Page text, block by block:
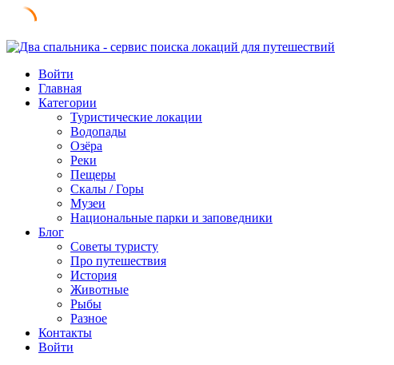
Skip
contentВойти
Главная
Категории
Туристические локации
Водопады
Озёра
Реки
Пещеры
Скалы / Горы
Музеи
Национальные парки и заповедники
Блог
Советы туристу
Про путешествия
История
Животные
Рыбы
Разное
Контакты
Войти